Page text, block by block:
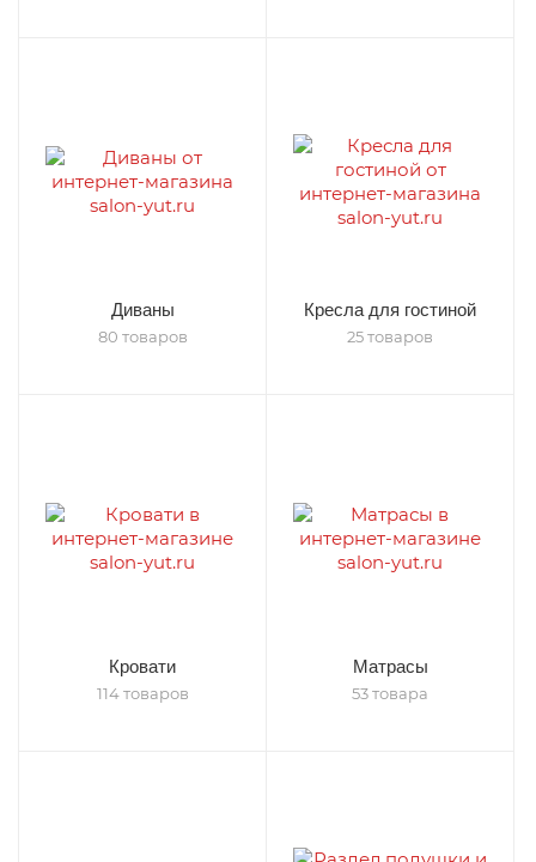
Диваны
80 товаров
Кресла для гостиной
25 товаров
Кровати
114 товаров
Матрасы
53 товара